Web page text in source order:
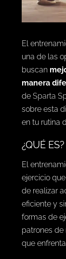
El
una de las
buscan
manera
de Sparta
sobre esta
en tu rutina
¿QUÉ ES?
El
ejercicio
de realizar
eficiente y
formas de
patrones de
que